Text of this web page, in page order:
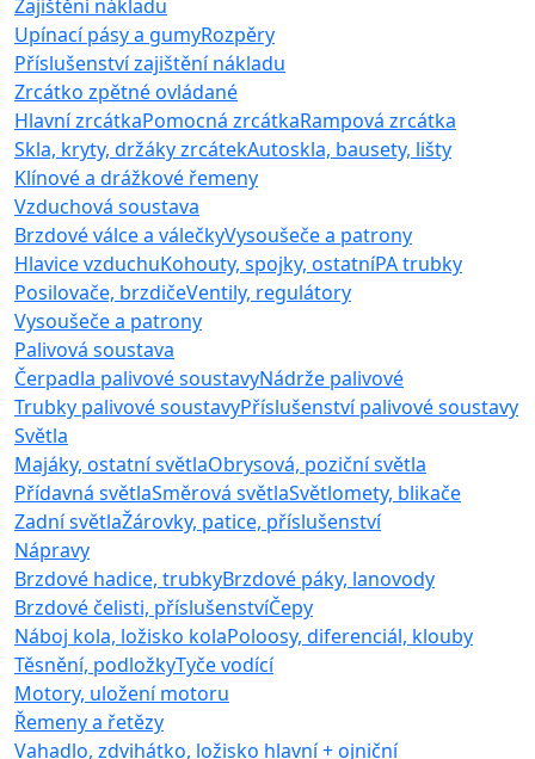
Zajištění nákladu
Upínací pásy a gumyRozpěry
Příslušenství zajištění nákladu
Zrcátko zpětné ovládané
Hlavní zrcátkaPomocná zrcátkaRampová zrcátka
Skla, kryty, držáky zrcátekAutoskla, bausety, lišty
Klínové a drážkové řemeny
Vzduchová soustava
Brzdové válce a válečkyVysoušeče a patrony
Hlavice vzduchuKohouty, spojky, ostatníPA trubky
Posilovače, brzdičeVentily, regulátory
Vysoušeče a patrony
Palivová soustava
Čerpadla palivové soustavyNádrže palivové
Trubky palivové soustavyPříslušenství palivové soustavy
Světla
Majáky, ostatní světlaObrysová, poziční světla
Přídavná světlaSměrová světlaSvětlomety, blikače
Zadní světlaŽárovky, patice, příslušenství
Nápravy
Brzdové hadice, trubkyBrzdové páky, lanovody
Brzdové čelisti, příslušenstvíČepy
Náboj kola, ložisko kolaPoloosy, diferenciál, klouby
Těsnění, podložkyTyče vodící
Motory, uložení motoru
Řemeny a řetězy
Vahadlo, zdvihátko, ložisko hlavní + ojniční